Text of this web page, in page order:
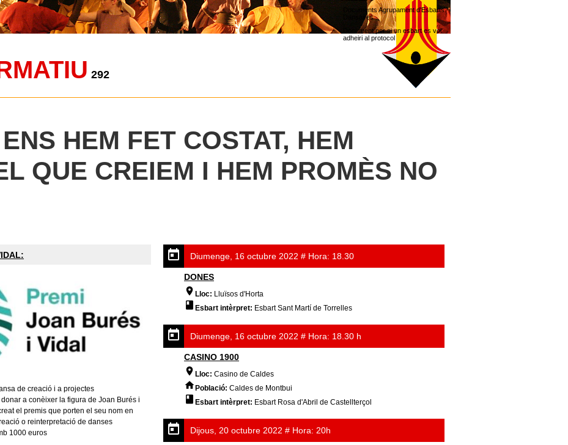
292
HEM FET COSTAT, HEM
QUE CREIEM I HEM PROMÈS NO
de creació i a projectes
a conèixer la figura de Joan Burés i
el premis que porten el seu nom en
o reinterpretació de danses
1000 euros
Diumenge, 16 octubre 2022 # Hora: 18.30
DONES
Lloc: Lluïsos d'Horta
Esbart intèrpret: Esbart Sant Martí de Torrelles
Diumenge, 16 octubre 2022 # Hora: 18.30 h
CASINO 1900
Lloc: Casino de Caldes
Població: Caldes de Montbui
Esbart intèrpret: Esbart Rosa d'Abril de Castellterçol
Dijous, 20 octubre 2022 # Hora: 20h
Documents Agrupament d'Esbarts
Dansaires
Document per si un esbart es vol
adheiri al protocol